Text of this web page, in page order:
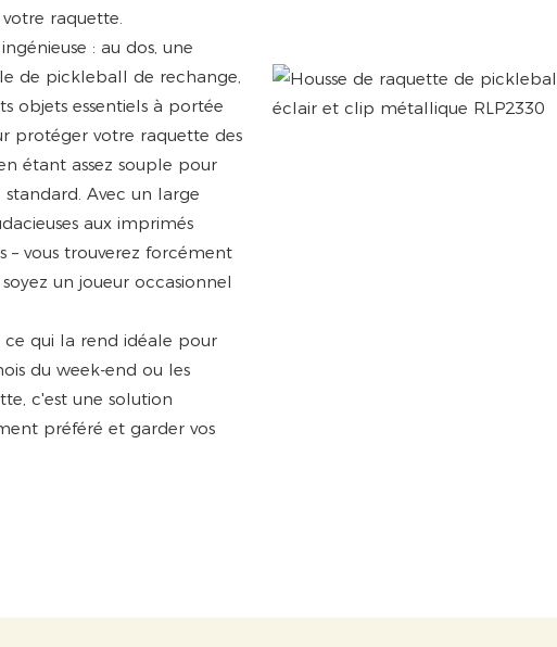
raquette.
: au dos, une
de pickleball de rechange,
objets essentiels à portée
protéger votre raquette des
étant assez souple pour
Avec un large
aux imprimés
– vous trouverez forcément
un joueur occasionnel
qui la rend idéale pour
du week-end ou les
c'est une solution
préféré et garder vos